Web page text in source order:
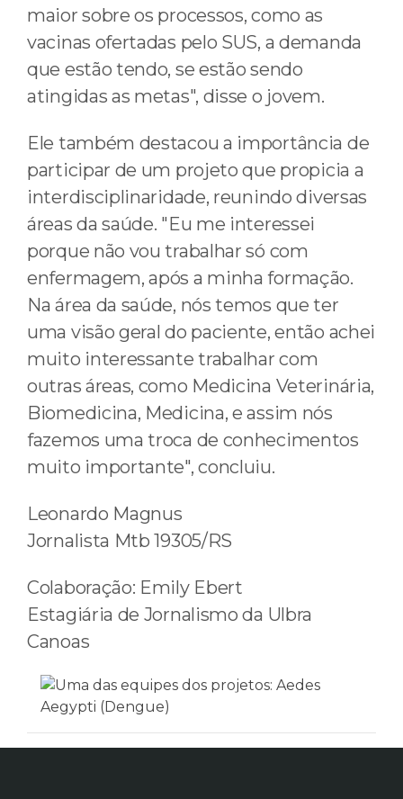
maior sobre os processos, como as
vacinas ofertadas pelo SUS, a demanda
que estão tendo, se estão sendo
atingidas as metas", disse o jovem.
Ele também destacou a importância de
participar de um projeto que propicia a
interdisciplinaridade, reunindo diversas
áreas da saúde. "Eu me interessei
porque não vou trabalhar só com
enfermagem, após a minha formação.
Na área da saúde, nós temos que ter
uma visão geral do paciente, então achei
muito interessante trabalhar com
outras áreas, como Medicina Veterinária,
Biomedicina, Medicina, e assim nós
fazemos uma troca de conhecimentos
muito importante", concluiu.
Leonardo Magnus
Jornalista Mtb 19305/RS
Colaboração: Emily Ebert
Estagiária de Jornalismo da Ulbra
Canoas
Anterior